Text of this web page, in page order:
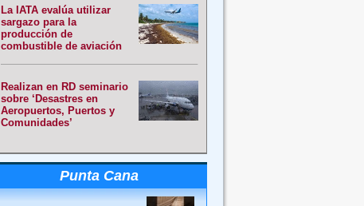
La IATA evalúa utilizar
sargazo para la
producción de
combustible de aviación
Realizan en RD seminario
sobre ‘Desastres en
Aeropuertos, Puertos y
Comunidades’
Punta Cana